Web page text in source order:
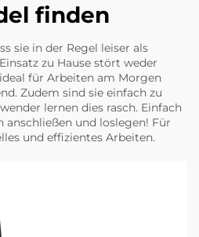
finden
sie in der Regel leiser als
zu Hause stört weder
für Arbeiten am Morgen
Zudem sind sie einfach zu
lernen dies rasch. Einfach
anschließen und loslegen! Für
und effizientes Arbeiten.